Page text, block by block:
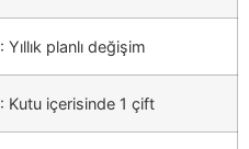
: Yıllık planlı değişim
: Kutu içerisinde 1 çift